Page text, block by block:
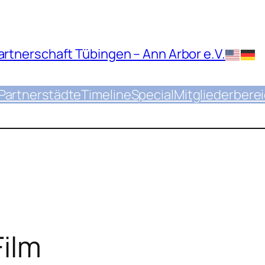
Tübingen – Ann Arbor e.V.
TimelineSpecial